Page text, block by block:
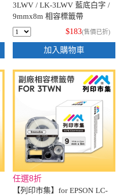
3LWV / LK-3LWV 藍底白字 /
9mmx8m 相容標籤帶
$183(售價已折)
加入購物車
任選8折
【列印市集】for EPSON LC-